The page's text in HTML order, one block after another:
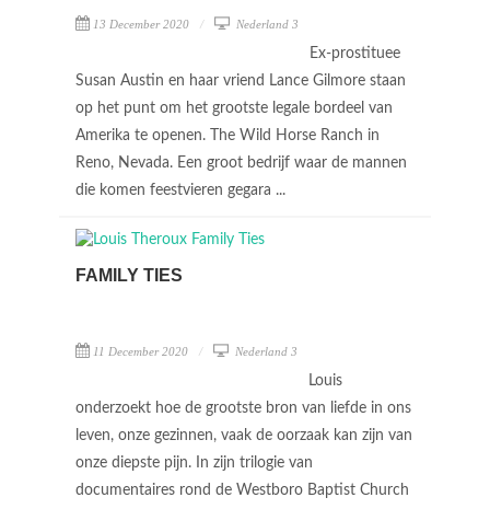
13 December 2020 Nederland 3
Ex-prostituee
Susan Austin en haar vriend Lance Gilmore staan
op het punt om het grootste legale bordeel van
Amerika te openen. The Wild Horse Ranch in
Reno, Nevada. Een groot bedrijf waar de mannen
die komen feestvieren gegara ...
FAMILY TIES
11 December 2020 Nederland 3
Louis
onderzoekt hoe de grootste bron van liefde in ons
leven, onze gezinnen, vaak de oorzaak kan zijn van
onze diepste pijn. In zijn trilogie van
documentaires rond de Westboro Baptist Church